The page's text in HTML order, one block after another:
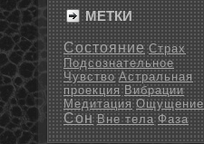
МЕТКИ
Состояние Страх
Подсознательное
Чувство Астральная
проекция Вибрации
Медитация Ощущение
Сон Вне тела Фаза